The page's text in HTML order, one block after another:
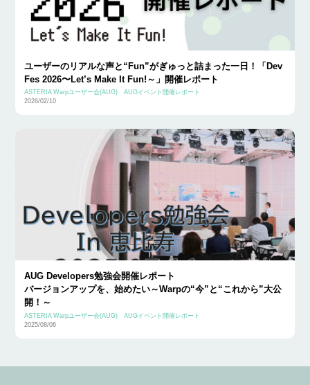
ユーザーのリアルな声と“Fun”がぎゅっと詰まった一日！「Dev
Fes 2026〜Let’s Make It Fun!～」開催レポート
ASTERIA Warpユーザー会(AUG)
AUGイベント開催レポート
2026/02/10
AUG Developers勉強会開催レポート
バージョンアップを、始めたい～Warpの“今”と“これから”大公
開！～
ASTERIA Warpユーザー会(AUG)
AUGイベント開催レポート
2025/08/06